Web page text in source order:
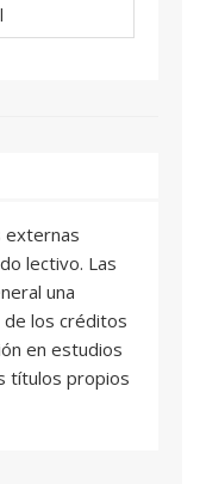
externas
lectivo. Las
una
de los créditos
en estudios
títulos propios